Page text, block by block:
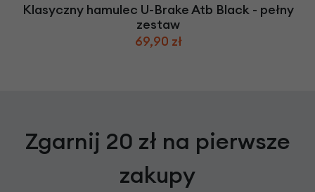
Klasyczny hamulec U-Brake Atb Black - pełny
zestaw
69,90 zł
Zgarnij 20 zł na pierwsze
zakupy